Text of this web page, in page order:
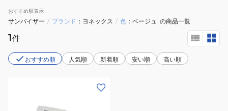
おすすめ順表示
サンバイザー / ブランド ヨネックス / 色 ベージュ の商品一覧
1件
おすすめ順 人気順 新着順 安い順 高い順